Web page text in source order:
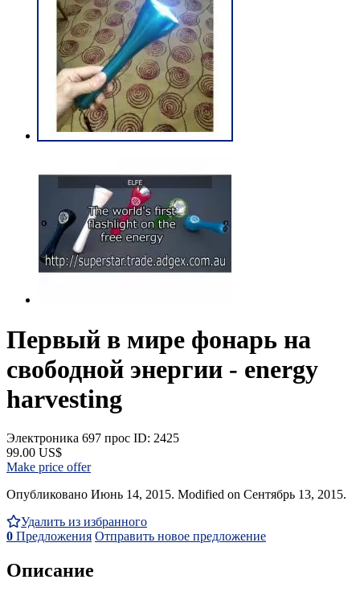
Первый в мире фонарь на
свободной энергии - energy
harvesting
Электроника 697 прос ID: 2425
99.00 US$
Make price offer
Опубликовано Июнь 14, 2015. Modified on Сентябрь 13, 2015.
Удалить из избранного
0 Предложения Отправить новое предложение
Описание